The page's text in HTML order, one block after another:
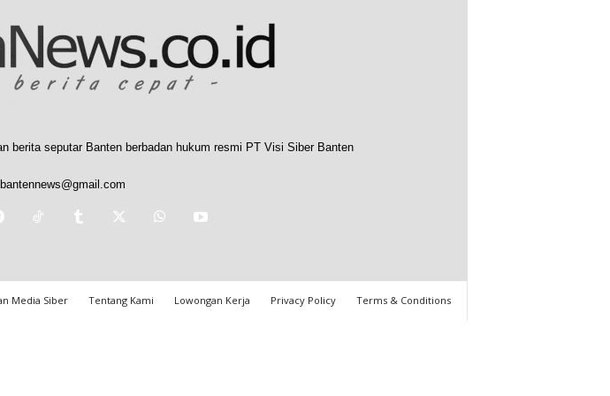
berita seputar Banten berbadan hukum resmi PT Visi Siber Banten
Media Siber Tentang Kami Lowongan Kerja Privacy Policy Terms & Conditions